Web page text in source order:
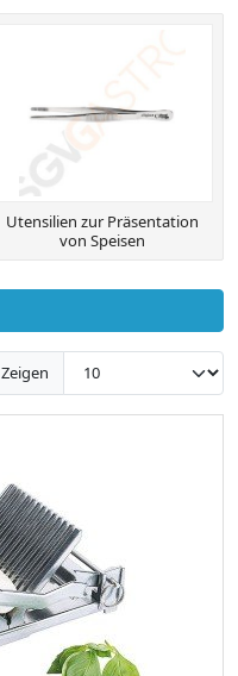
Utensilien zur Präsentation
von Speisen
Zeigen